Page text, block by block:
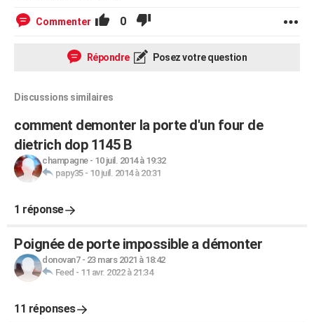
Commenter 0
Répondre Posez votre question
Discussions similaires
comment demonter la porte d'un four de
dietrich dop 1145 B
champagne- 10 juil. 2014 à 19:32
papy35- 10 juil. 2014 à 20:31
1 réponse
Poignée de porte impossible a démonter
donovan7- 23 mars 2021 à 18:42
Feed - 11 avr. 2022 à 21:34
11 réponses